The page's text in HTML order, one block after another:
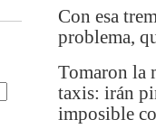
Con esa
problema,
Tomaron la
taxis: irán
imposible